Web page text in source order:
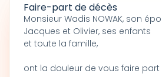
Faire-part de décès
Monsieur Wadis NOWAK, son
Jacques et Olivier, ses enfants
et toute la famille,
ont la douleur de vous faire